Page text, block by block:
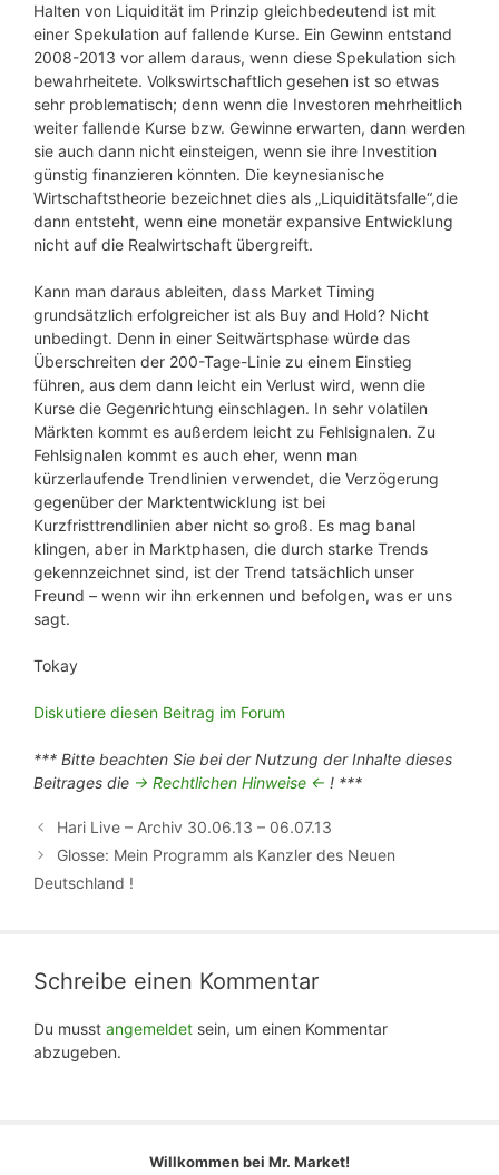
Halten von Liquidität im Prinzip gleichbedeutend ist mit
einer Spekulation auf fallende Kurse. Ein Gewinn entstand
2008-2013 vor allem daraus, wenn diese Spekulation sich
bewahrheitete. Volkswirtschaftlich gesehen ist so etwas
sehr problematisch; denn wenn die Investoren mehrheitlich
weiter fallende Kurse bzw. Gewinne erwarten, dann werden
sie auch dann nicht einsteigen, wenn sie ihre Investition
günstig finanzieren könnten. Die keynesianische
Wirtschaftstheorie bezeichnet dies als „Liquiditätsfalle“,die
dann entsteht, wenn eine monetär expansive Entwicklung
nicht auf die Realwirtschaft übergreift.
Kann man daraus ableiten, dass Market Timing
grundsätzlich erfolgreicher ist als Buy and Hold? Nicht
unbedingt. Denn in einer Seitwärtsphase würde das
Überschreiten der 200-Tage-Linie zu einem Einstieg
führen, aus dem dann leicht ein Verlust wird, wenn die
Kurse die Gegenrichtung einschlagen. In sehr volatilen
Märkten kommt es außerdem leicht zu Fehlsignalen. Zu
Fehlsignalen kommt es auch eher, wenn man
kürzerlaufende Trendlinien verwendet, die Verzögerung
gegenüber der Marktentwicklung ist bei
Kurzfristtrendlinien aber nicht so groß. Es mag banal
klingen, aber in Marktphasen, die durch starke Trends
gekennzeichnet sind, ist der Trend tatsächlich unser
Freund – wenn wir ihn erkennen und befolgen, was er uns
sagt.
Tokay
Diskutiere diesen Beitrag im Forum
*** Bitte beachten Sie bei der Nutzung der Inhalte dieses
Beitrages die -> Rechtlichen Hinweise <- ! ***
Hari Live – Archiv 30.06.13 – 06.07.13
Glosse: Mein Programm als Kanzler des Neuen
Deutschland !
Schreibe einen Kommentar
Du musst angemeldet sein, um einen Kommentar
abzugeben.
Willkommen bei Mr. Market!